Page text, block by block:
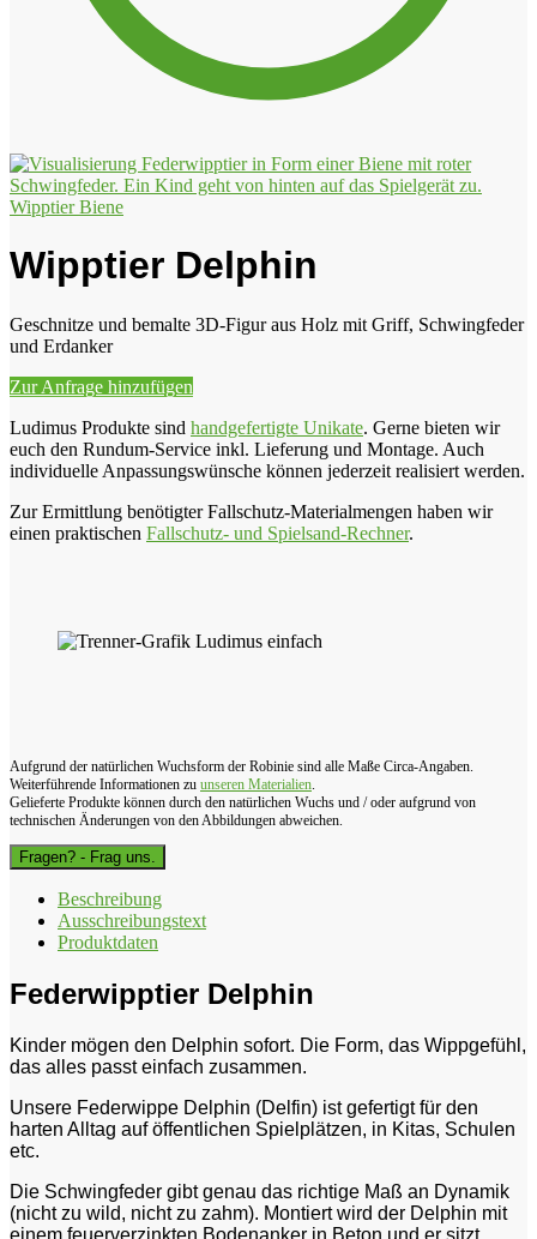
Wipptier Biene
Wipptier Delphin
Geschnitze und bemalte 3D-Figur aus Holz mit Griff, Schwingfeder
und Erdanker
Zur Anfrage hinzufügen
Ludimus Produkte sind handgefertigte Unikate. Gerne bieten wir
euch den Rundum-Service inkl. Lieferung und Montage. Auch
individuelle Anpassungswünsche können jederzeit realisiert werden.
Zur Ermittlung benötigter Fallschutz-Materialmengen haben wir
einen praktischen Fallschutz- und Spielsand-Rechner.
Aufgrund der natürlichen Wuchsform der Robinie sind alle Maße Circa-Angaben.
Weiterführende Informationen zu unseren Materialien.
Gelieferte Produkte können durch den natürlichen Wuchs und / oder aufgrund von
technischen Änderungen von den Abbildungen abweichen.
Fragen? - Frag uns.
Beschreibung
Ausschreibungstext
Produktdaten
Federwipptier Delphin
Kinder mögen den Delphin sofort. Die Form, das Wippgefühl,
das alles passt einfach zusammen.
Unsere Federwippe Delphin (Delfin) ist gefertigt für den
harten Alltag auf öffentlichen Spielplätzen, in Kitas, Schulen
etc.
Die Schwingfeder gibt genau das richtige Maß an Dynamik
(nicht zu wild, nicht zu zahm). Montiert wird der Delphin mit
einem feuerverzinkten Bodenanker in Beton und er sitzt